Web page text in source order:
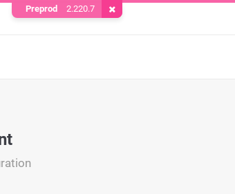
Preprod 2.220.7 Cookie entfernen